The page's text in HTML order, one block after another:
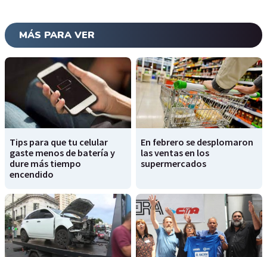
MÁS PARA VER
Tips para que tu celular
gaste menos de batería y
dure más tiempo
encendido
En febrero se desplomaron
las ventas en los
supermercados